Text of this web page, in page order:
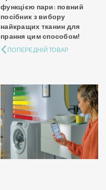
функцією пари: повний
посібник з вибору
найкращих тканин для
прання цим способом!
ПОПЕРЕДНІЙ ТОВАР